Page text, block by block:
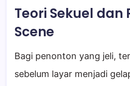
Teori Sekuel
Scene
Bagi penonton yang jeli,
sebelum layar menjadi